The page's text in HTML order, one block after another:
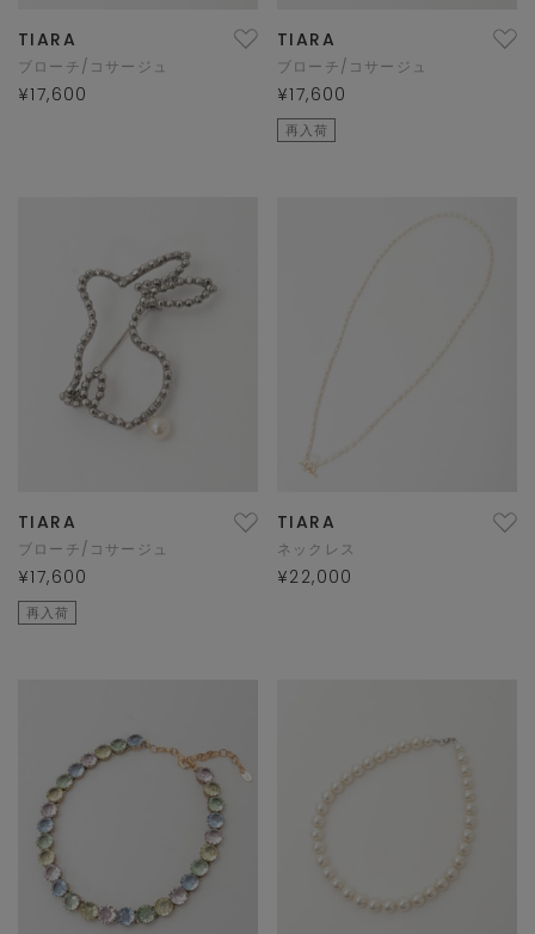
TIARA
ブローチ/コサージュ
¥17,600
TIARA
ブローチ/コサージュ
¥17,600
再入荷
TIARA
ブローチ/コサージュ
¥17,600
再入荷
TIARA
ネックレス
¥22,000